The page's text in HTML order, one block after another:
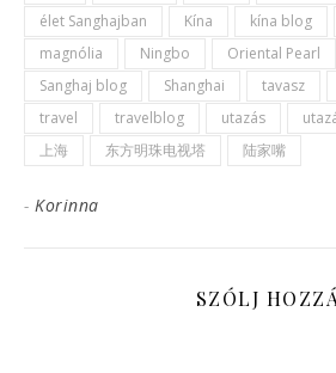
élet Sanghajban
Kína kína blog
magnólia
Ningbo Oriental Pearl
Sanghaj blog
Shanghai tavasz
travel
travelblog utazás
上海
东方明珠电视塔 陆家嘴
- Korinna
SZÓLJ HOZZÁ